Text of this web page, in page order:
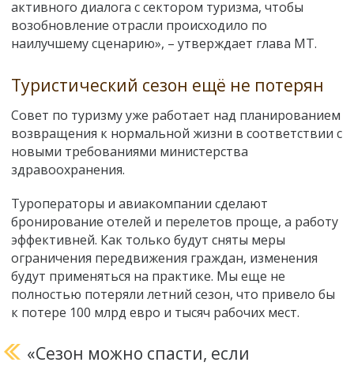
активного диалога с сектором туризма, чтобы
возобновление отрасли происходило по
наилучшему сценарию», – утверждает глава МТ.
Туристический сезон ещё не потерян
Совет по туризму уже работает над планированием
возвращения к нормальной жизни в соответствии с
новыми требованиями министерства
здравоохранения.
Туроператоры и авиакомпании сделают
бронирование отелей и перелетов проще, а работу
эффективней. Как только будут сняты меры
ограничения передвижения граждан, изменения
будут применяться на практике. Мы еще не
полностью потеряли летний сезон, что привело бы
к потере 100 млрд евро и тысяч рабочих мест.
«Сезон можно спасти, если